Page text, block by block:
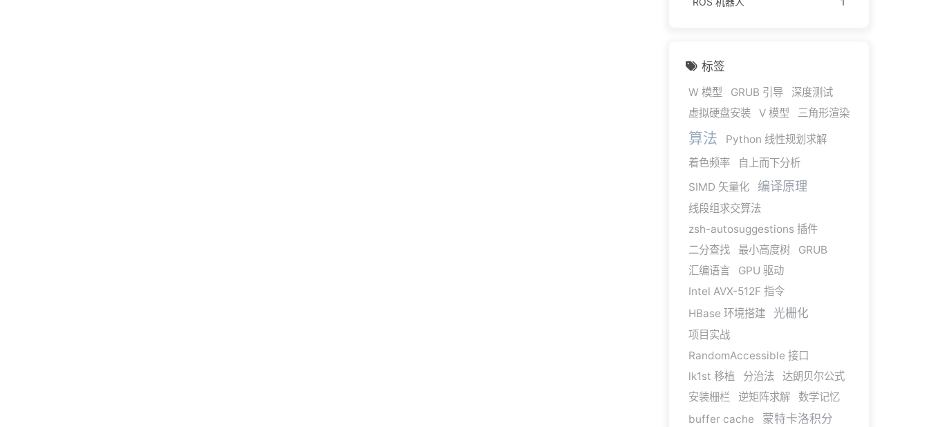
标签
W 模型 GRUB 引导
深度测试
虚拟硬盘安装
V 模型 三角形渲染
算法
Python 线性规划求解
着色频率
自上而下分析
SIMD 矢量化
编译原理
线段组求交算法
zsh-autosuggestions 插件
二分查找
最小高度树
GRUB
汇编语言
GPU 驱动
Intel AVX-512F 指令
HBase 环境搭建
光栅化
项目实战
RandomAccessible 接口
lk1st 移植
分治法
达朗贝尔公式
安装栅栏
逆矩阵求解
数学记忆
buffer cache
蒙特卡洛积分